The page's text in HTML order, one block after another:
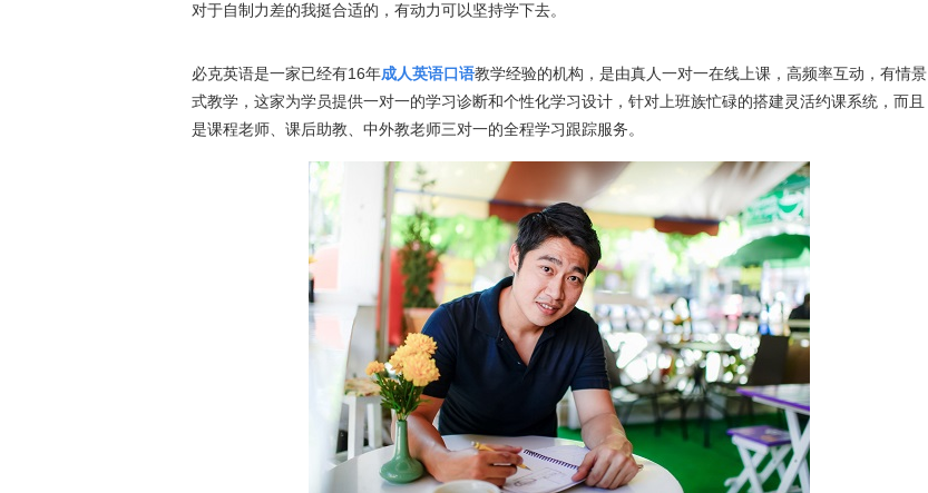
对于自制力差的我挺合适的，有动力可以坚持学下去。
必克英语是一家已经有16年成人英语口语教学经验的机构，是由真人一对一在线上课，高频率互动，有情景
式教学，这家为学员提供一对一的学习诊断和个性化学习设计，针对上班族忙碌的搭建灵活约课系统，而且
是课程老师、课后助教、中外教老师三对一的全程学习跟踪服务。